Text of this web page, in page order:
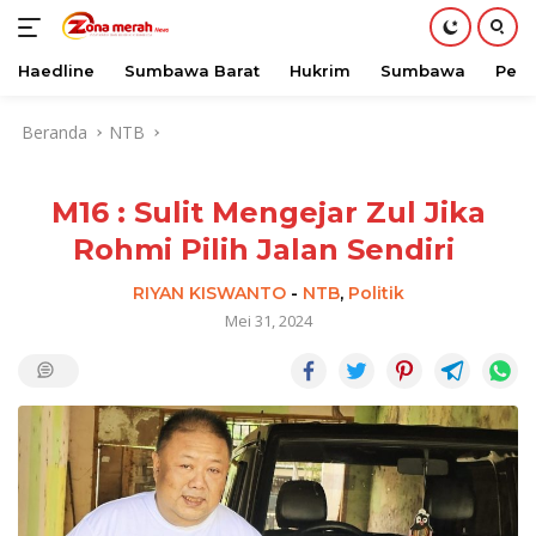
Haedline Sumbawa Barat Hukrim Sumbawa
Beranda NTB
M16 : Sulit Mengejar Zul Jika
Rohmi Pilih Jalan Sendiri
RIYAN KISWANTO- NTB, Politik
Mei 31, 2024